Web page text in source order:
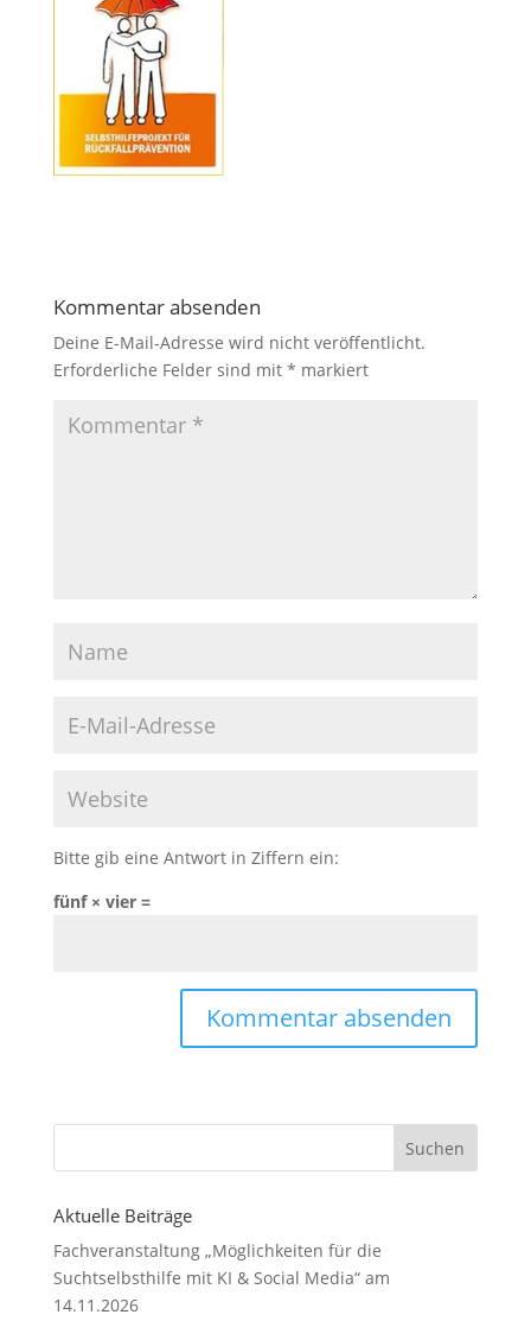
Kommentar absenden
Deine E-Mail-Adresse wird nicht veröffentlicht.
Erforderliche Felder sind mit * markiert
Bitte gib eine Antwort in Ziffern ein:
fünf × vier =
Aktuelle Beiträge
Fachveranstaltung „Möglichkeiten für die
Suchtselbsthilfe mit KI & Social Media“ am
14.11.2026